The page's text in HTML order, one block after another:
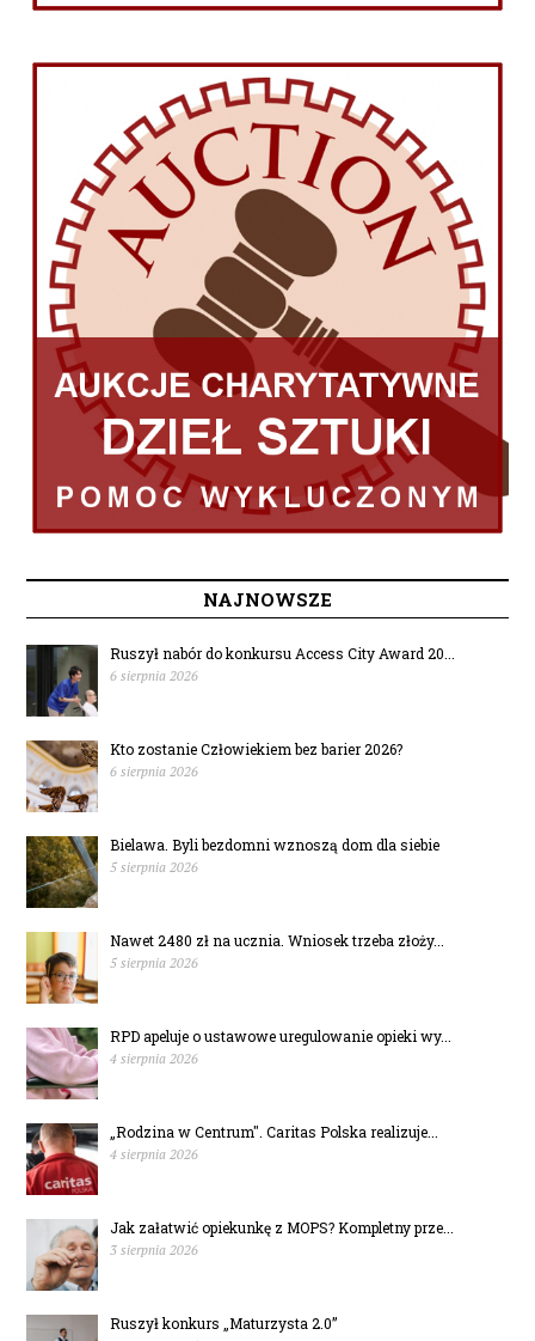
NAJNOWSZE
Ruszył nabór do konkursu Access City Award 20...
6 sierpnia 2026
Kto zostanie Człowiekiem bez barier 2026?
6 sierpnia 2026
Bielawa. Byli bezdomni wznoszą dom dla siebie
5 sierpnia 2026
Nawet 2480 zł na ucznia. Wniosek trzeba złoży...
5 sierpnia 2026
RPD apeluje o ustawowe uregulowanie opieki wy...
4 sierpnia 2026
„Rodzina w Centrum". Caritas Polska realizuje...
4 sierpnia 2026
Jak załatwić opiekunkę z MOPS? Kompletny prze...
3 sierpnia 2026
Ruszył konkurs „Maturzysta 2.0”